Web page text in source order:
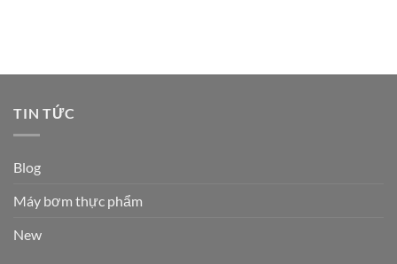
TIN TỨC
Blog
Máy bơm thực phẩm
New